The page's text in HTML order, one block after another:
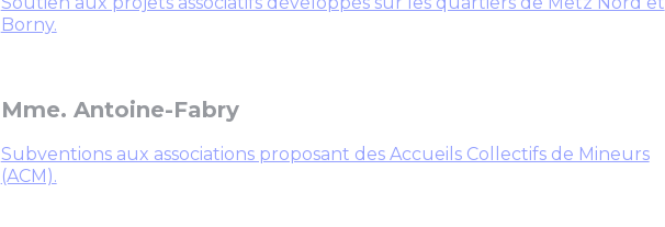
Borny.
Mme. Antoine-Fabry
Subventions aux associations proposant des Accueils Collectifs de Mineurs
(ACM).